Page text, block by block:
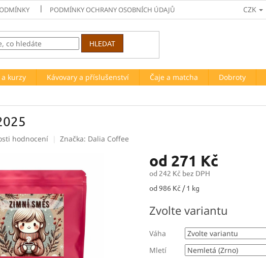
PODMÍNKY OCHRANY OSOBNÍCH ÚDAJŮ HODNOCENÍ OBCHODU
CZK
HLEDAT
kurzy Kávovary a příslušenství Čaje a matcha Dobroty
hodnocení Značka: Dalia Coffee
od 271 Kč
od 242 Kč bez DPH
Měrná
od 986 Kč / 1 kg
Zvolte variantu
Váha
Mletí